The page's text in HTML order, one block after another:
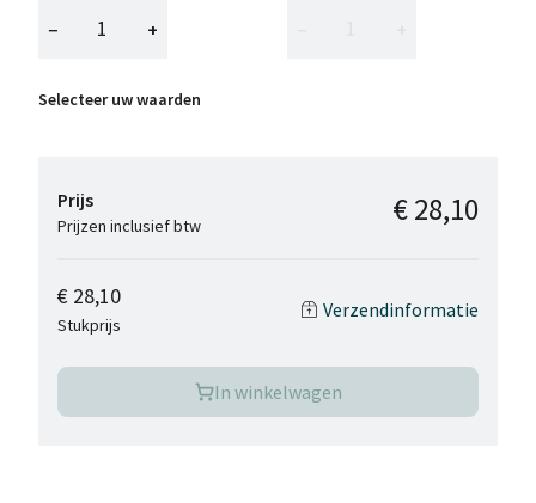
− +
Selecteer uw waarden
Prijs
Prijzen inclusief btw € 28,10
€ 28,10
Stukprijs
Verzendinformatie
In winkelwagen